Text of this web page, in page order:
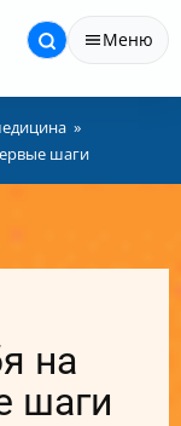
Меню
шаги
на
шаги